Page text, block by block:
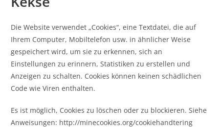
Die Website verwendet „Cookies“, eine Textdatei, die auf
Ihrem Computer, Mobiltelefon usw. in ähnlicher Weise
gespeichert wird, um sie zu erkennen, sich an
Einstellungen zu erinnern, Statistiken zu erstellen und
Anzeigen zu schalten. Cookies können keinen schädlichen
Code wie Viren enthalten.
Es ist möglich, Cookies zu löschen oder zu blockieren. Siehe
Anweisungen: http://minecookies.org/cookiehandtering